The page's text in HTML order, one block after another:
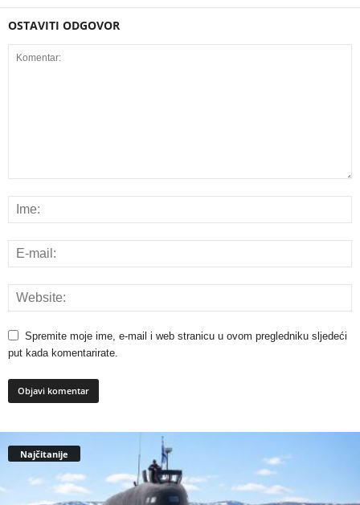
OSTAVITI ODGOVOR
Spremite moje ime, e-mail i web stranicu u ovom pregledniku sljedeći
put kada komentarirate.
Najčitanije